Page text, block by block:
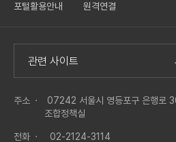
포털활용안내 원격연결
관련 사이트
주소 ·
07242 서울시 영등포구 은행로
조합정책실
전화 · 02-2124-3114